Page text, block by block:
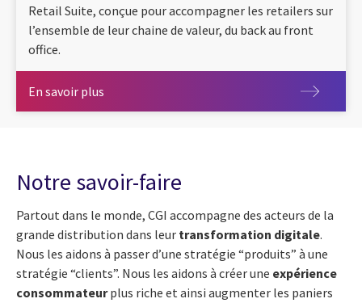
Retail Suite, conçue pour accompagner les retailers sur
l’ensemble de leur chaine de valeur, du back au front
office.
En savoir plus
Notre savoir-faire
Partout dans le monde, CGI accompagne des acteurs de la
grande distribution dans leur transformation digitale.
Nous les aidons à passer d’une stratégie “produits” à une
stratégie “clients”. Nous les aidons à créer une expérience
consommateurplus riche et ainsi augmenter les paniers